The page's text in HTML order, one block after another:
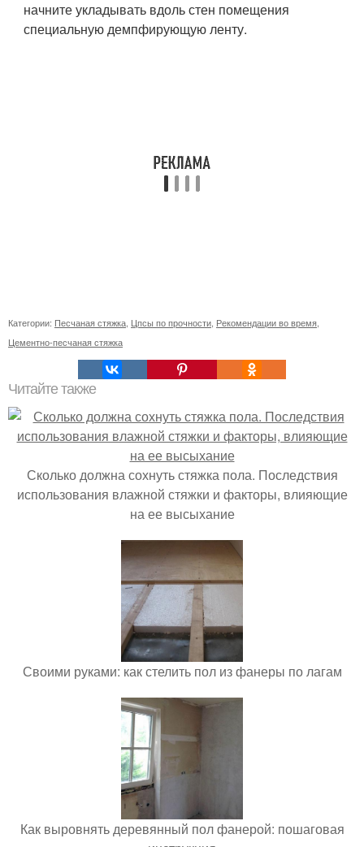
начните укладывать вдоль стен помещения
специальную демпфирующую ленту.
Категории: Песчаная стяжка Цпсы по прочности Рекомендации во время
Цементно-песчаная стяжка
Читайте также
Сколько должна сохнуть стяжка пола. Последствия
использования влажной стяжки и факторы, влияющие
на ее высыхание
Своими руками: как стелить пол из фанеры по лагам
Как выровнять деревянный пол фанерой: пошаговая